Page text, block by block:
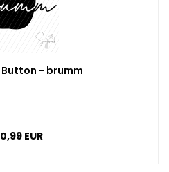
- brumm
EUR